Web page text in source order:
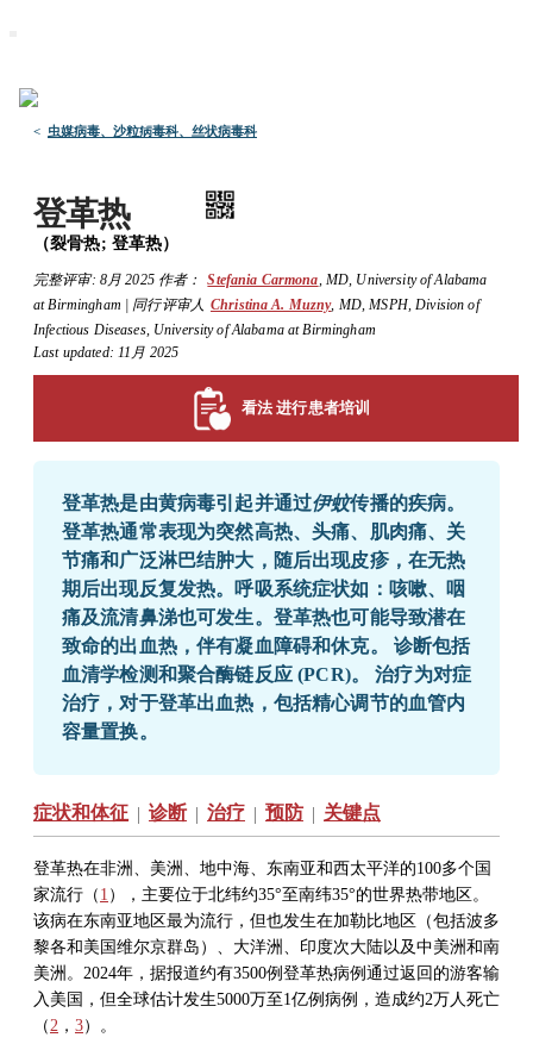
< 虫媒病毒、沙粒病毒科、丝状病毒科
登革热
（裂骨热; 登革热）
完整评审: 8月 2025作者： Stefania Carmona MD University of Alabama
at Birmingham | 同行评审人 Christina A. Muzny, MD, MSPH, Division of
Infectious Diseases, University of Alabama at Birmingham
Last updated: 11月 2025
看法 进行患者培训
登革热是由黄病毒引起并通过伊蚊传播的疾病。
登革热通常表现为突然高热、头痛、肌肉痛、关
节痛和广泛淋巴结肿大，随后出现皮疹，在无热
期后出现反复发热。呼吸系统症状如：咳嗽、咽
痛及流清鼻涕也可发生。登革热也可能导致潜在
致命的出血热，伴有凝血障碍和休克。 诊断包括
血清学检测和聚合酶链反应 (PCR)。 治疗为对症
治疗，对于登革出血热，包括精心调节的血管内
容量置换。
症状和体征 | 诊断 | 治疗 | 预防 | 关键点
登革热在非洲、美洲、地中海、东南亚和西太平洋的100多个国
家流行（ 1 ），主要位于北纬约35°至南纬35°的世界热带地区。
该病在东南亚地区最为流行，但也发生在加勒比地区（包括波多
黎各和美国维尔京群岛）、大洋洲、印度次大陆以及中美洲和南
美洲。2024年，据报道约有3500例登革热病例通过返回的游客输
入美国，但全球估计发生5000万至1亿例病例，造成约2万人死亡
（2 ， 3）。